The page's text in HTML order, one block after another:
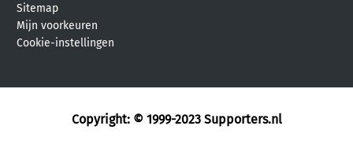
Sitemap
Mijn voorkeuren
Cookie-instellingen
Copyright: © 1999-2023 Supporters.nl